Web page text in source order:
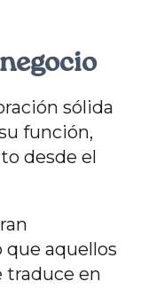
sólida
función,
desde el
aquellos
traduce en